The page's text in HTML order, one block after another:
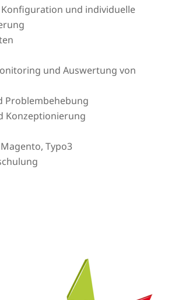
und individuelle
und Auswertung von
Problembehebung
Konzeptionierung
Typo3